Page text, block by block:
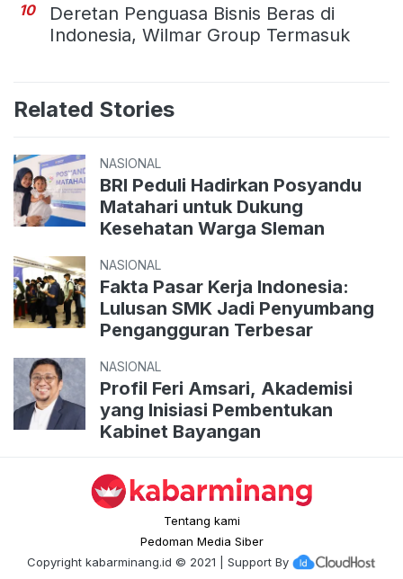
10
Deretan Penguasa Bisnis Beras di
Indonesia, Wilmar Group Termasuk
Related Stories
NASIONAL
BRI Peduli Hadirkan Posyandu
Matahari untuk Dukung
Kesehatan Warga Sleman
NASIONAL
Fakta Pasar Kerja Indonesia:
Lulusan SMK Jadi Penyumbang
Pengangguran Terbesar
NASIONAL
Profil Feri Amsari, Akademisi
yang Inisiasi Pembentukan
Kabinet Bayangan
Tentang kami
Pedoman Media Siber
Copyright kabarminang.id © 2021 | Support By